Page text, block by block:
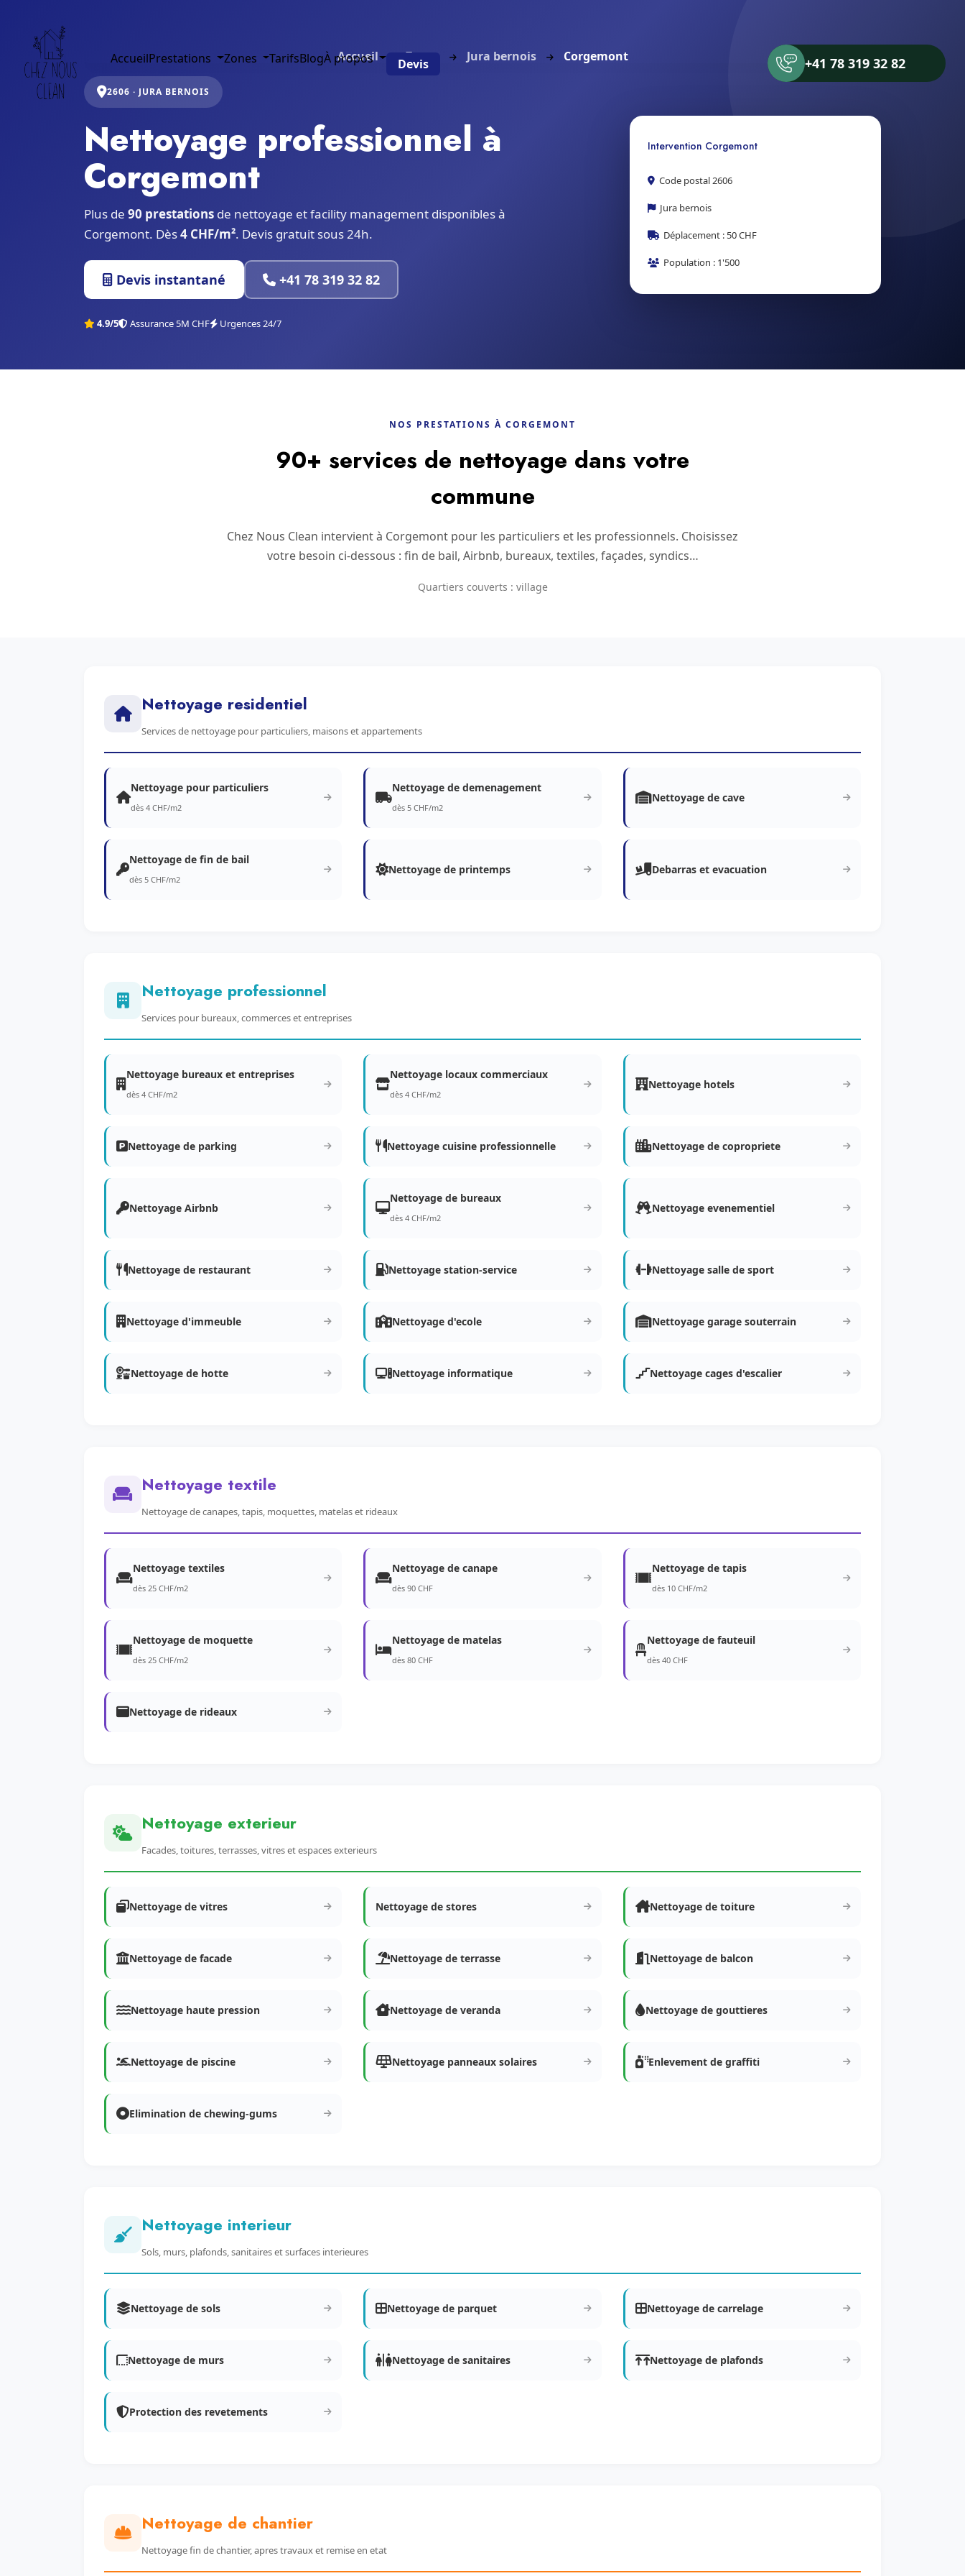
AccueilPrestations Zones TarifsBlogÀ propos Devis +41 78 319 32 82
Accueil Zones Jura bernois Corgemont
2606 · JURA BERNOIS
Nettoyage professionnel à
Corgemont
Plus de 90 prestations de nettoyage et facility management disponibles à
Corgemont. Dès4 CHF/m². Devis gratuit sous 24h.
Devis instantané +41 78 319 32 82
4.9/5 Assurance 5M CHF Urgences 24/7
Intervention Corgemont
Code postal 2606
Jura bernois
Déplacement : 50 CHF
Population : 1'500
NOS PRESTATIONS À CORGEMONT
90+ services de nettoyage dans votre
commune
Chez Nous Clean intervient à Corgemont pour les particuliers et les professionnels. Choisissez
votre besoin ci-dessous : fin de bail, Airbnb, bureaux, textiles, façades, syndics…
Quartiers couverts : village
Nettoyage residentiel
Services de nettoyage pour particuliers, maisons et appartements
Nettoyage pour particuliers
dès 4 CHF/m2
Nettoyage de demenagement
dès 5 CHF/m2
Nettoyage de cave
Nettoyage de fin de bail
dès 5 CHF/m2
Nettoyage de printemps Debarras et evacuation
Nettoyage professionnel
Services pour bureaux, commerces et entreprises
Nettoyage bureaux et entreprises
dès 4 CHF/m2
Nettoyage locaux commerciaux
dès 4 CHF/m2
Nettoyage hotels
Nettoyage de parking Nettoyage cuisine professionnelle Nettoyage de copropriete
Nettoyage Airbnb
Nettoyage de bureaux
dès 4 CHF/m2
Nettoyage evenementiel
Nettoyage de restaurant Nettoyage station-service Nettoyage salle de sport
Nettoyage d'immeuble Nettoyage d'ecole Nettoyage garage souterrain
Nettoyage de hotte Nettoyage informatique Nettoyage cages d'escalier
Nettoyage textile
Nettoyage de canapes, tapis, moquettes, matelas et rideaux
Nettoyage textiles
dès 25 CHF/m2
Nettoyage de canape
dès 90 CHF
Nettoyage de tapis
dès 10 CHF/m2
Nettoyage de moquette
dès 25 CHF/m2
Nettoyage de matelas
dès 80 CHF
Nettoyage de fauteuil
dès 40 CHF
Nettoyage de rideaux
Nettoyage exterieur
Facades, toitures, terrasses, vitres et espaces exterieurs
Nettoyage de vitres Nettoyage de stores Nettoyage de toiture
Nettoyage de facade Nettoyage de terrasse Nettoyage de balcon
Nettoyage haute pression Nettoyage de veranda Nettoyage de gouttieres
Nettoyage de piscine Nettoyage panneaux solaires Enlevement de graffiti
Elimination de chewing-gums
Nettoyage interieur
Sols, murs, plafonds, sanitaires et surfaces interieures
Nettoyage de sols Nettoyage de parquet Nettoyage de carrelage
Nettoyage de murs Nettoyage de sanitaires Nettoyage de plafonds
Protection des revetements
Nettoyage de chantier
Nettoyage fin de chantier, apres travaux et remise en etat